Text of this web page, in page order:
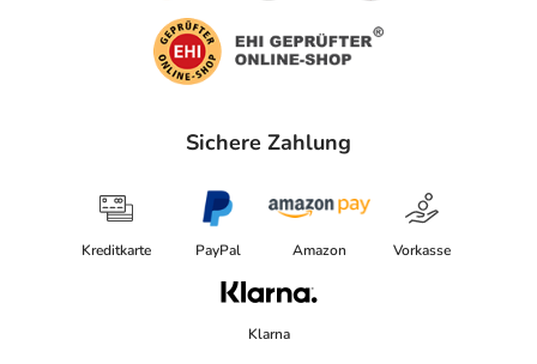
Sichere Zahlung
Kreditkarte PayPal Amazon Vorkasse
Klarna